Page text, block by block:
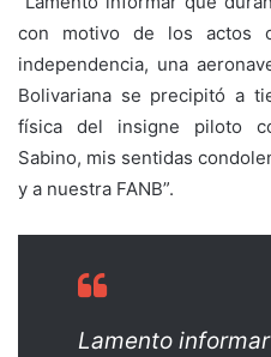
con motivo de los actos
independencia, una
Bolivariana se precipitó a
física del insigne piloto
Sabino, mis sentidas
y a nuestra FANB”.
Lamento